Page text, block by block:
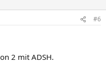
#6
2 mit ADSH.